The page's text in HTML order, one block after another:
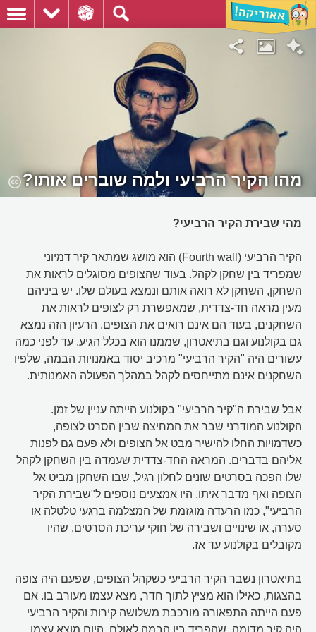
מהו הקיר הרביעי ולמה שוברים אותו?
מהי שבירת הקיר הרביעי?
הקיר הרביעי (Fourth wall) הוא מושג שמתאר קיר דמיוני
שמפריד בין שחקן לקהל. בעוד שהצופים מסוגלים לראות את
השחקן, השחקן לא רואה אותם ונמצא בעולם שלו. יש ביניהם
מעין מראה חד-צדדית, שמאפשרת רק לצופים לראות את
השחקנים, בעוד הם אינם רואים את הצופים. הרעיון הזה נמצא
גם בקולנוע וגם בתיאטרון, שממנו הוא בכלל הגיע. עד לפני כמה
עשורים היה "הקיר הרביעי" מרכיב יסוד באמנויות הבמה, שלפיו
השחקנים אינם מתייחסים לקהל במהלך הפעולה האמנותית.
אבל שבירת ה"קיר הרביעי" בקולנוע הייתה עניין של זמן.
הקולנוע המודרני שבר את המחיצה שבין הסרט לצופה,
כשדמויות החלו להישיר מבט אל הצופים ולא פעם גם לפנות
אליהם בדברים. המראה החד-צדדית שעמדה בין השחקן לקהל
שלו הפכה בסרטים שונים לחלון רגיל, שבו השחקן מביט אל
הצופה ואף מדבר איתו. היו אמצעים נוספים ל"שבירת הקיר
הרביעי", כמו הרעדה מוגזמת של המצלמה ברגעי טלטלה או
סערה, או שינויים ושבירה של חוקי עריכת הסרטים, שהיו
מקובלים בקולנוע עד אז.
בתיאטרון נשבר הקיר הרביעי כשקהל הצופים, שפעם היה צופה
בהצגות, כאילו הוא מציץ לתוך חדר, מצא עצמו מעורב בו. אם
פעם הייתה התפאורה מורכבת משלושה קירות והקיר הרביעי
היה קיר מדומה, שהפריד בין הבמה לאולם, היום מוצא עצמו